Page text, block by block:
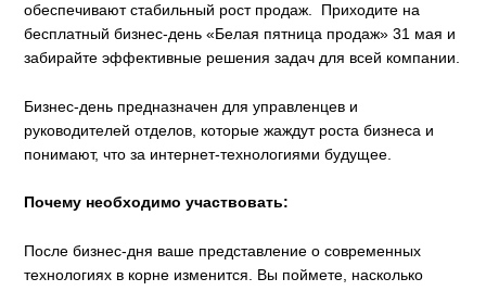
обеспечивают стабильный рост продаж. Приходите на
бесплатный бизнес-день «Белая пятница продаж» 31 мая и
забирайте эффективные решения задач для всей компании.
Бизнес-день предназначен для управленцев и
руководителей отделов, которые жаждут роста бизнеса и
понимают, что за интернет-технологиями будущее.
Почему необходимо участвовать:
После бизнес-дня ваше представление о современных
технологиях в корне изменится. Вы поймете, насколько